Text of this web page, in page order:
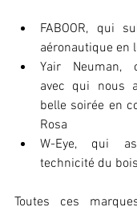
FABOOR, qui
aéronautique en
Yair Neuman,
avec qui nous
belle soirée en
Rosa
W-Eye, qui
technicité du
Toutes ces